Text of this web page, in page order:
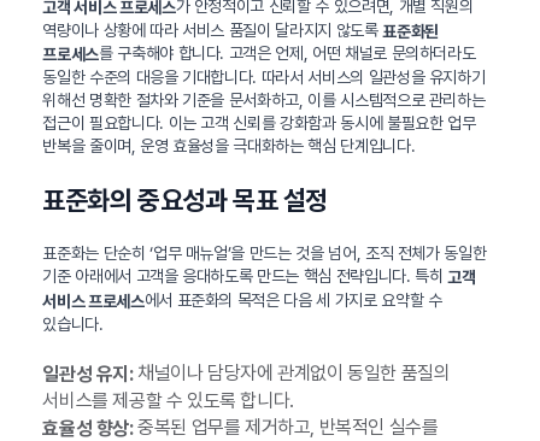
고객 서비스 프로세스가 안정적이고 신뢰할 수 있으려면, 개별 직원의
역량이나 상황에 따라 서비스 품질이 달라지지 않도록 표준화된
프로세스를 구축해야 합니다. 고객은 언제, 어떤 채널로 문의하더라도
동일한 수준의 대응을 기대합니다. 따라서 서비스의 일관성을 유지하기
위해선 명확한 절차와 기준을 문서화하고, 이를 시스템적으로 관리하는
접근이 필요합니다. 이는 고객 신뢰를 강화함과 동시에 불필요한 업무
반복을 줄이며, 운영 효율성을 극대화하는 핵심 단계입니다.
표준화의 중요성과 목표 설정
표준화는 단순히 ‘업무 매뉴얼’을 만드는 것을 넘어, 조직 전체가 동일한
기준 아래에서 고객을 응대하도록 만드는 핵심 전략입니다. 특히고객
서비스 프로세스에서 표준화의 목적은 다음 세 가지로 요약할 수
있습니다.
일관성 유지:채널이나 담당자에 관계없이 동일한 품질의
서비스를 제공할 수 있도록 합니다.
효율성 향상:중복된 업무를 제거하고, 반복적인 실수를